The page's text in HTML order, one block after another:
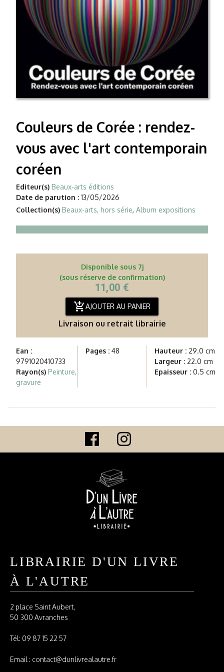
Couleurs de Corée : rendez-
vous avec l'art contemporain
coréen
Editeur(s) Beaux-arts éditions
Date de parution : 13/05/2026
Collection(s) Beaux-arts, hors série, Album expositions
Disponible sous 7j
(sous réserve de confirmation)
11,00 €
add_shopping_cartAJOUTER AU PANIER
Livraison ou retrait librairie
Ean :
9791020410733
Rayon(s) Peinture,
gravure
Pages :48 Hauteur : 29.0 cm
Largeur : 22.0 cm
Epaisseur : 0.5 cm
LIBRAIRIE D'UN LIVRE
À L'AUTRE
2 place Saint Aubert,
50 300 Avranches
Tél: 09 87 15 22 57
Email : contact@dunlivrealautre.fr